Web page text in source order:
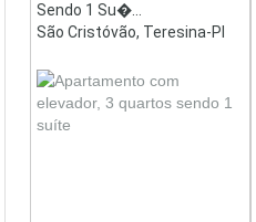
Sendo 1 Su�...
São Cristóvão, Teresina-PI